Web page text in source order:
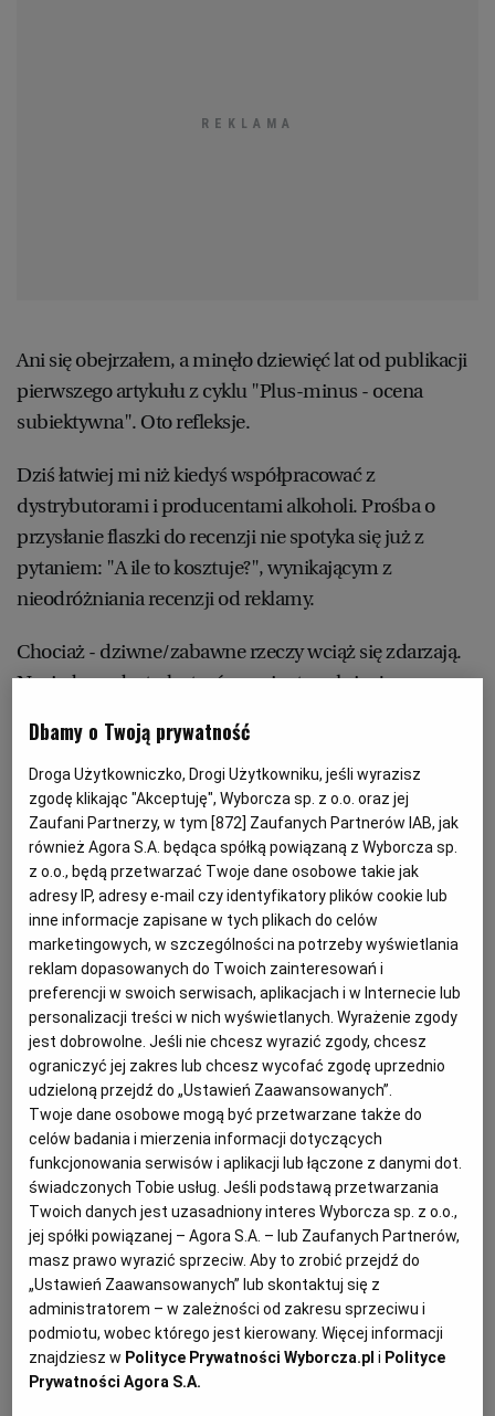
KOSZALIN
KRAKÓW
LUBLIN
ŁÓDŹ
PŁOCK
POZNAŃ
RADOM
RYBNIK
RZESZÓW
SOSNOWIEC
SZCZECIN
TORUŃ
TRÓJMIASTO
WAŁBRZYCH
TOK FM
SPORT.PL
PUBLIO.PL
KULTURALNYSKLEP.PL
POGODA
PODRÓŻE
WIDEO
FORUM
Ani się obejrzałem, a minęło dziewięć lat od publikacji
pierwszego artykułu z cyklu "Plus-minus - ocena
subiektywna". Oto refleksje.
Dziś łatwiej mi niż kiedyś współpracować z
dystrybutorami i producentami alkoholi. Prośba o
przysłanie flaszki do recenzji nie spotyka się już z
pytaniem: "A ile to kosztuje?", wynikającym z
nieodróżniania recenzji od reklamy.
Chociaż - dziwne/zabawne rzeczy wciąż się zdarzają.
Np. jeden z dystrybutorów zorientował się, że
chciał mi wcisnąć swe wina, bym zarekomendował je
zarządowi jako trunki do picia na oficjalnych
spotkaniach biznesowych. Gdy powiedziałem mu, że
nie taka moja rola, a poza tym jestem śmiertelnikiem
niemającym wstępu na olimp władzy, stwierdził: - Pan
nie będzie taki skromny. Przyślę, a pan już będzie
wiedział, co z tym zrobić.
Dystrybutorzy czasem są nieufni. Pan od wina
mszalnego, gdy poprosiłem go o trunki do degustacji,
przepytał mnie: czy jestem katolikiem, czy "Kuchnia"
to pismo kościelne czy świeckie i czy może dostać
recenzje do wglądu. Nawet poszedł skonsultować się z
żoną. W końcu stwierdził, że przyśle. Jednak dni mijały,
a win nie było. Ostatecznie wydusił z siebie, że jednak
ich nie dostanę, gdyż on "nie wie, co ja z nimi będę
robił". Widocznie miał jakieś chore wizje rodem z
horrorów klasy C: czarne msze, głowy kozła, diabelskie
nałożnice i jego wino w tym wszystkim.
Ludzie są wdzięczni, że piszę o ich produktach,
czasem jednak zaskakuje ich wynikający z publikacji
Dbamy o Twoją prywatność
Droga Użytkowniczko, Drogi Użytkowniku, jeśli wyrazisz
zgodę klikając "Akceptuję", Wyborcza sp. z o.o. oraz jej
Zaufani Partnerzy, w tym [872] Zaufanych Partnerów IAB, jak
również Agora S.A. będąca spółką powiązaną z Wyborcza sp.
z o.o., będą przetwarzać Twoje dane osobowe takie jak
adresy IP, adresy e-mail czy identyfikatory plików cookie lub
inne informacje zapisane w tych plikach do celów
marketingowych, w szczególności na potrzeby wyświetlania
reklam dopasowanych do Twoich zainteresowań i
preferencji w swoich serwisach, aplikacjach i w Internecie lub
personalizacji treści w nich wyświetlanych. Wyrażenie zgody
jest dobrowolne. Jeśli nie chcesz wyrazić zgody, chcesz
ograniczyć jej zakres lub chcesz wycofać zgodę uprzednio
udzieloną przejdź do „Ustawień Zaawansowanych”.
Twoje dane osobowe mogą być przetwarzane także do
celów badania i mierzenia informacji dotyczących
funkcjonowania serwisów i aplikacji lub łączone z danymi dot.
świadczonych Tobie usług. Jeśli podstawą przetwarzania
Twoich danych jest uzasadniony interes Wyborcza sp. z o.o.,
jej spółki powiązanej – Agora S.A. – lub Zaufanych Partnerów,
masz prawo wyrazić sprzeciw. Aby to zrobić przejdź do
„Ustawień Zaawansowanych” lub skontaktuj się z
administratorem – w zależności od zakresu sprzeciwu i
podmiotu, wobec którego jest kierowany. Więcej informacji
znajdziesz w Polityce Prywatności Wyborcza.pl i Polityce
Prywatności Agora S.A.